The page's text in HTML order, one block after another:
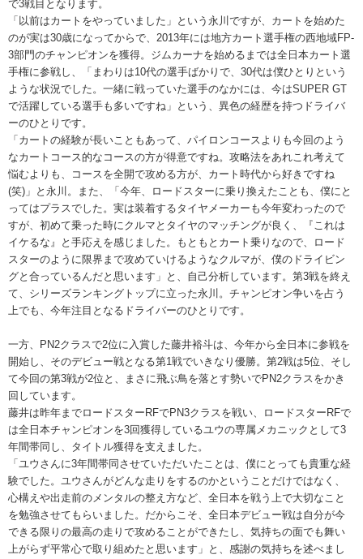
で3戦目となります。
「以前はカートをやっていました」という永川ですが、カートを始めた
のが実は30歳になってからで、2013年には地方カート選手権の西地域FP-
3部門のチャンピオンを獲得。ジムカーナを始めるまでは全日本カート選
手権に参戦し、「まわりは10代の選手ばかりで、30代は僕ひとりという
ような状況でした。一緒に戦っていた選手のなかには、今はSUPER GT
で活躍している選手も多いですね」という、異色の経歴を持つドライバ
ーのひとりです。
「カートの経験が長いこともあって、パイロンコースよりも今回のよう
なカートコース的なコースの方が得意ですね。攻略法をあれこれ考えて
悩むよりも、コースを全開で攻める方が、カート時代から好きですね
(笑)」と永川。また、「今年、ロードスターに乗り換えたことも、僕にと
ってはプラスでした。実は装着するタイヤメーカーも今年変わったので
すが、初めて乗った時にクルマとタイヤのマッチングが良く、『これは
イケるな』と手応えを感じました。もともとカート乗りなので、ロード
スターのように限界まで攻めていけるようなクルマが、僕のドライビン
グと合っているんだと思います」と、自己分析しています。第3戦を終え
て、シリーズランキングトップに立った永川。チャンピオン争いを占う
上でも、今年注目となるドライバーのひとりです。
一方、PN2クラスで2位に入賞した藤井裕斗は、今年から全日本に参戦を
開始し、そのデビュー戦となる第1戦でいきなり優勝。第2戦は5位、そし
て今回の第3戦が2位と、まさに飛ぶ鳥を落とす勢いでPN2クラスをかき
回しています。
藤井は昨年までロードスターRFでPN3クラスを戦い、ロードスターRFで
は全日本チャンピオンを3回獲得しているユウの専属メカニックとして3
年間帯同し、タイトル獲得を支えました。
「ユウさんに3年間帯同させていただいたことは、僕にとっても貴重な経
験でした。ユウさんがどんな走りをするのかということだけではなく、
心構えや出走前のメンタルの整え方など、全日本を戦う上で大切なこと
を勉強させてもらいました。だからこそ、全日本デビュー戦は自分が今
できる限りの最高の走りで攻めることができたし、気持ちの面でも舞い
上がらず平常心で取り組めたと思います」と、感謝の気持ちを述べまし